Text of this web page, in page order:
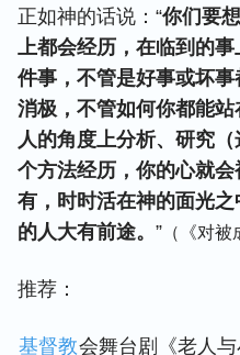
正如神的话说：“你们要
上都会经历，在临到的
件事，不管是好事或坏
消极，不管如何你都能
人的角度上分析、研究
个方法经历，你的心就
有，时时活在神的面光
的人大有前途。 ” （《对
推荐：
基督教会舞台剧《老人